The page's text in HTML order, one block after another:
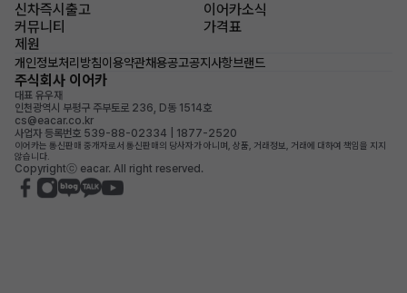
신차즉시출고
이어카소식
커뮤니티
가격표
제원
개인정보처리방침이용약관채용공고공지사항브랜드
주식회사 이어카
대표 유우재
인천광역시 부평구 주부토로 236, D동 1514호
cs@eacar.co.kr
사업자 등록번호 539-88-02334 | 1877-2520
이어카는 통신판매 중개자로서 통신판매의 당사자가 아니며, 상품, 거래정보, 거래에 대하여 책임을 지지
않습니다.
Copyrightⓒ eacar. All right reserved.